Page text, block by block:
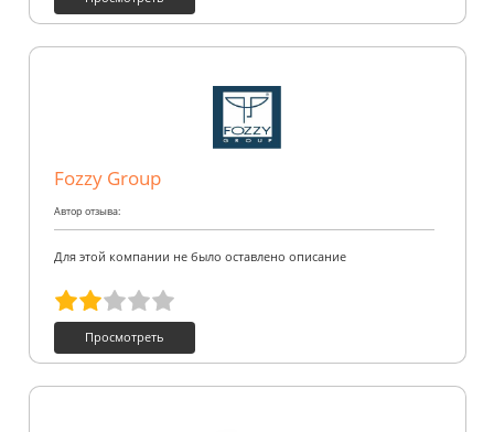
Fozzy Group
Автор отзыва:
Для этой компании не было оставлено описание
Просмотреть